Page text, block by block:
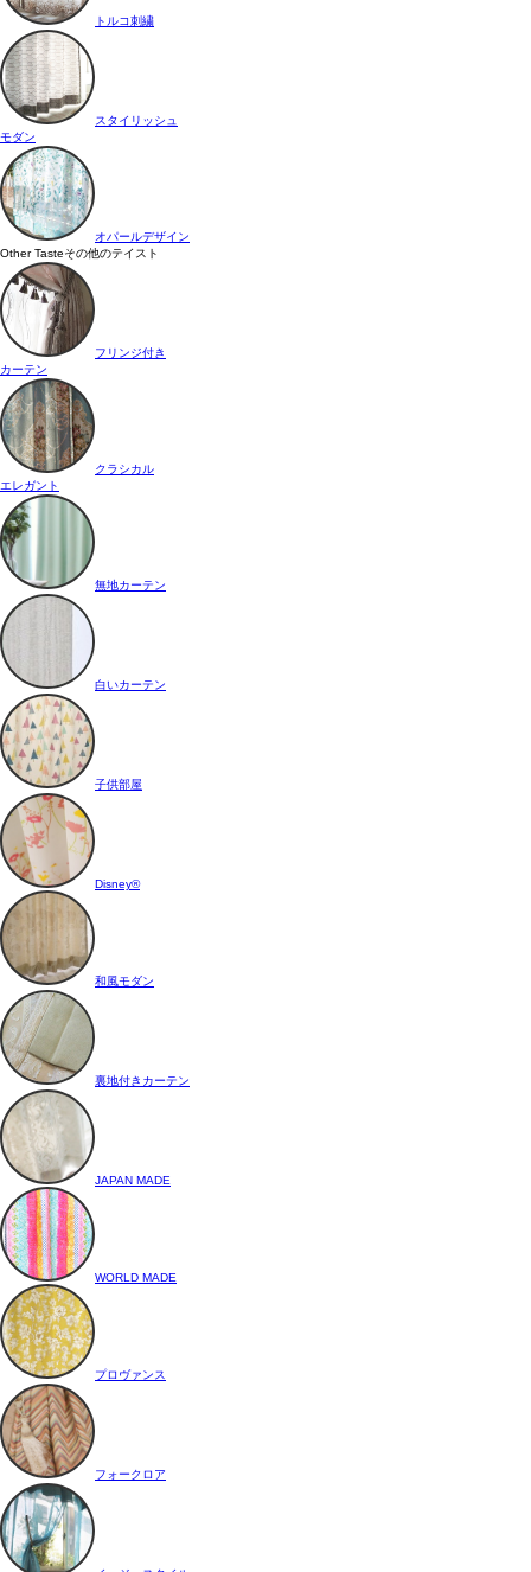
トルコ刺繍
スタイリッシュ
モダン
オパールデザイン
Other Tasteその他のテイスト
フリンジ付き
カーテン
クラシカル
エレガント
無地カーテン
白いカーテン
子供部屋
Disney®
和風モダン
裏地付きカーテン
JAPAN MADE
WORLD MADE
プロヴァンス
フォークロア